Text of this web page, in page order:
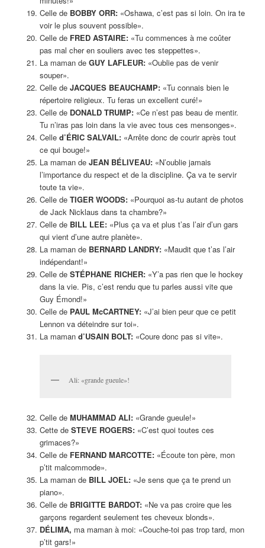
Celle de BOBBY ORR:«Oshawa, c’est pas si loin. On ira te
voir le plus souvent possible».
Celle de FRED ASTAIRE:«Tu commences à me coûter
pas mal cher en souliers avec tes steppettes».
La maman de GUY LAFLEUR:«Oublie pas de venir
souper».
Celle de JACQUES BEAUCHAMP:«Tu connais bien le
répertoire religieux. Tu feras un excellent curé!»
Celle de DONALD TRUMP:«Ce n’est pas beau de mentir.
Tu n’iras pas loin dans la vie avec tous ces mensonges».
Celle d’ÉRIC SALVAIL:«Arrête donc de courir après tout
ce qui bouge!»
La maman de JEAN BÉLIVEAU:«N’oublie jamais
l’importance du respect et de la discipline. Ça va te servir
toute ta vie».
Celle de TIGER WOODS:«Pourquoi as-tu autant de photos
de Jack Nicklaus dans ta chambre?»
Celle de BILL LEE:«Plus ça va et plus t’as l’air d’un gars
qui vient d’une autre planète».
La maman de BERNARD LANDRY:«Maudit que t’as l’air
indépendant!»
Celle de STÉPHANE RICHER:«Y’a pas rien que le hockey
dans la vie. Pis, c’est rendu que tu parles aussi vite que
Guy Émond!»
Celle de PAUL McCARTNEY:«J’ai bien peur que ce petit
Lennon va déteindre sur toi».
La maman d’USAIN BOLT:«Coure donc pas si vite».
Ali: «grande gueule»!
Celle de MUHAMMAD ALI:«Grande gueule!»
Cette de STEVE ROGERS:«C’est quoi toutes ces
grimaces?»
Celle de FERNAND MARCOTTE:«Écoute ton père, mon
p’tit malcommode».
La maman de BILL JOEL:«Je sens que ça te prend un
piano».
Celle de BRIGITTE BARDOT:«Ne va pas croire que les
garçons regardent seulement tes cheveux blonds».
DÉLIMA, ma maman à moi: «Couche-toi pas trop tard, mon
p’tit gars!»